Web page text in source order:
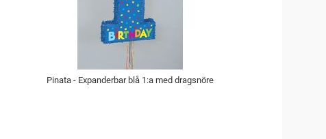
Pinata - Expanderbar blå 1:a med dragsnöre